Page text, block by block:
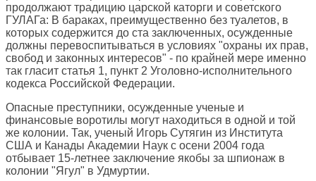
продолжают традицию царской каторги и советского
ГУЛАГа: В бараках, преимущественно без туалетов, в
которых содержится до ста заключенных, осужденные
должны перевоспитываться в условиях "охраны их прав,
свобод и законных интересов" - по крайней мере именно
так гласит статья 1, пункт 2 Уголовно-исполнительного
кодекса Российской Федерации.
Опасные преступники, осужденные ученые и
финансовые воротилы могут находиться в одной и той
же колонии. Так, ученый Игорь Сутягин из Института
США и Канады Академии Наук с осени 2004 года
отбывает 15-летнее заключение якобы за шпионаж в
колонии "Ягул" в Удмуртии.